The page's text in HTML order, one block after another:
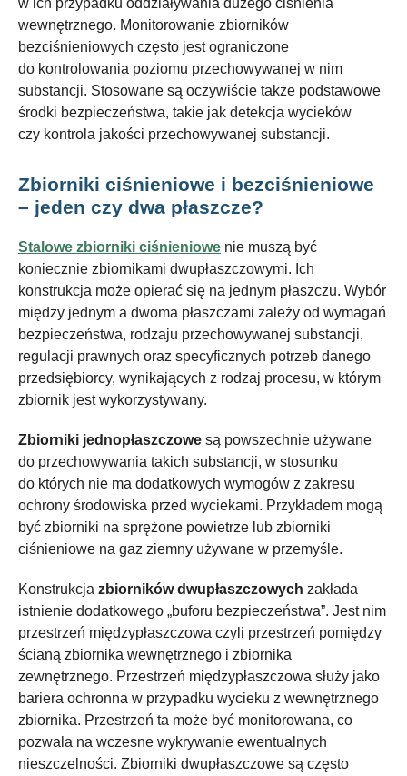
w ich przypadku oddziaływania dużego ciśnienia
wewnętrznego. Monitorowanie zbiorników
bezciśnieniowych często jest ograniczone
do kontrolowania poziomu przechowywanej w nim
substancji. Stosowane są oczywiście także podstawowe
środki bezpieczeństwa, takie jak detekcja wycieków
czy kontrola jakości przechowywanej substancji.
Zbiorniki ciśnieniowe i bezciśnieniowe
– jeden czy dwa płaszcze?
Stalowe zbiorniki ciśnieniowe nie muszą być
koniecznie zbiornikami dwupłaszczowymi. Ich
konstrukcja może opierać się na jednym płaszczu. Wybór
między jednym a dwoma płaszczami zależy od wymagań
bezpieczeństwa, rodzaju przechowywanej substancji,
regulacji prawnych oraz specyficznych potrzeb danego
przedsiębiorcy, wynikających z rodzaj procesu, w którym
zbiornik jest wykorzystywany.
Zbiorniki jednopłaszczowe są powszechnie używane
do przechowywania takich substancji, w stosunku
do których nie ma dodatkowych wymogów z zakresu
ochrony środowiska przed wyciekami. Przykładem mogą
być zbiorniki na sprężone powietrze lub zbiorniki
ciśnieniowe na gaz ziemny używane w przemyśle.
Konstrukcja zbiorników dwupłaszczowych zakłada
istnienie dodatkowego „buforu bezpieczeństwa”. Jest nim
przestrzeń międzypłaszczowa czyli przestrzeń pomiędzy
ścianą zbiornika wewnętrznego i zbiornika
zewnętrznego. Przestrzeń międzypłaszczowa służy jako
bariera ochronna w przypadku wycieku z wewnętrznego
zbiornika. Przestrzeń ta może być monitorowana, co
pozwala na wczesne wykrywanie ewentualnych
nieszczelności. Zbiorniki dwupłaszczowe są często